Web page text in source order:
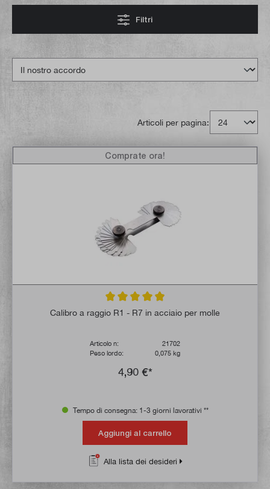
Filtri
Articoli per pagina:
Valutazione media di 4.8 su 5 stelle
Calibro a raggio R1 - R7 in acciaio per molle
Articolo n:
21702
Peso lordo:
0,075 kg
4,90 €*
Comprate ora!
Tempo di consegna: 1-3 giorni lavorativi **
Aggiungi al carrello
Alla lista dei desideri